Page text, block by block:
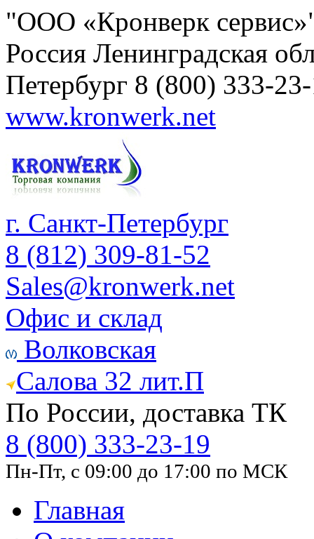
"ООО «Кронверк
Россия Ленинградская
Петербург 8 (800) 333-
www.kronwerk.net
г. Санкт-Петербург
8 (812) 309-81-52
Sales@kronwerk.net
Офис и склад
Волковская
Салова 32 лит.П
По России, доставка ТК
8 (800) 333-23-19
Пн-Пт, с 09:00 до 17:00 по МСК
Главная